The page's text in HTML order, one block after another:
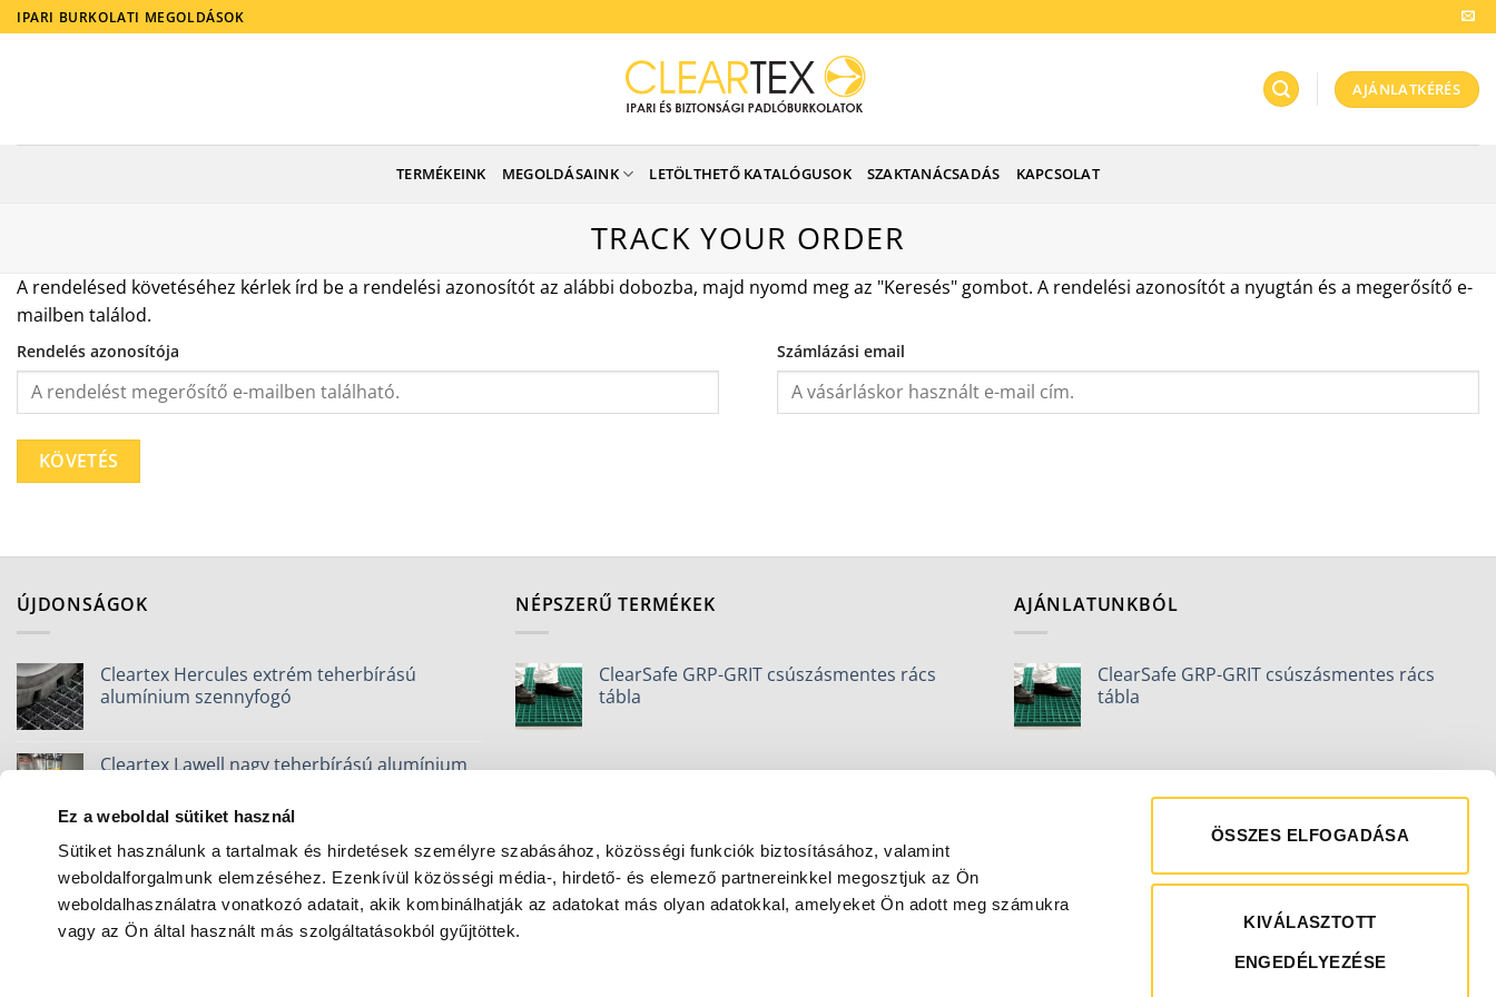
Ez a weboldal sütiket használ
Sütiket használunk a tartalmak és hirdetések személyre szabásához, közösségi funkciók biztosításához, valamint
weboldalforgalmunk elemzéséhez. Ezenkívül közösségi média-, hirdető- és elemező partnereinkkel megosztjuk az Ön
weboldalhasználatra vonatkozó adatait, akik kombinálhatják az adatokat más olyan adatokkal, amelyeket Ön adott meg számukra
vagy az Ön által használt más szolgáltatásokból gyűjtöttek.
ÖSSZES ELFOGADÁSA
KIVÁLASZTOTT
ENGEDÉLYEZÉSE
Skip
to
IPARI BURKOLATI MEGOLDÁSOK
AJÁNLATKÉRÉS
TERMÉKEINK MEGOLDÁSAINK LETÖLTHETŐ KATALÓGUSOK SZAKTANÁCSADÁS KAPCSOLAT
TRACK YOUR ORDER
A rendelésed követéséhez kérlek írd be a rendelési azonosítót az alábbi dobozba, majd nyomd meg az "Keresés" gombot. A rendelési azonosítót a nyugtán és a megerősítő e-
mailben találod.
Rendelés azonosítója Számlázási email
KÖVETÉS
ÚJDONSÁGOK
Cleartex Hercules extrém teherbírású
alumínium szennyfogó
Cleartex Lawell nagy teherbírású alumínium
WorkZone szennyfogó szőnyeg
CleanZone szennyfogó szőnyeg
NÉPSZERŰ TERMÉKEK
ClearSafe GRP-GRIT csúszásmentes rács
tábla
AJÁNLATUNKBÓL
ClearSafe GRP-GRIT csúszásmentes rács
tábla